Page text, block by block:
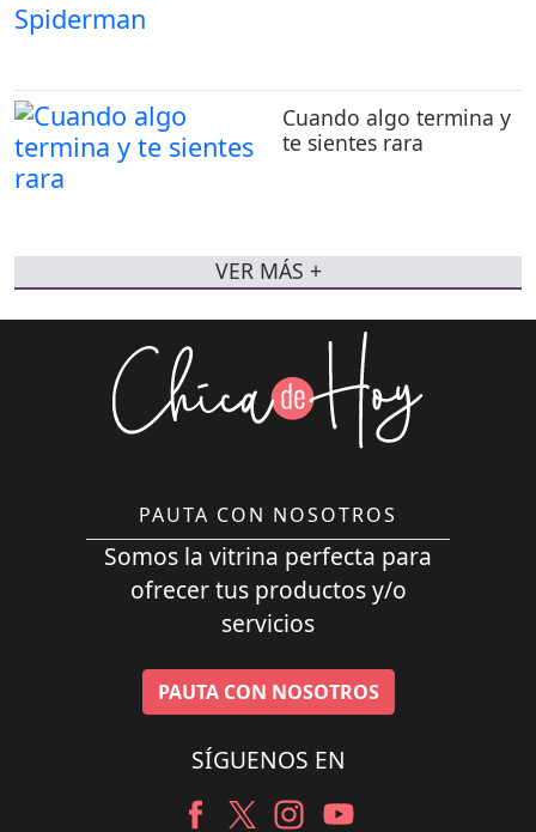
Cuando algo termina y
te sientes rara
VER MÁS +
PAUTA CON NOSOTROS
Somos la vitrina perfecta para
ofrecer tus productos y/o
servicios
PAUTA CON NOSOTROS
SÍGUENOS EN